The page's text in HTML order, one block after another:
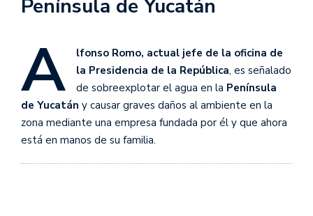
Península de Yucatán
A
lfonso Romo, actual jefe de la oficina de
la Presidencia de la República, es señalado
de sobreexplotar el agua en la Península
de Yucatán y causar graves daños al ambiente en la
zona mediante una empresa fundada por él y que ahora
está en manos de su familia.